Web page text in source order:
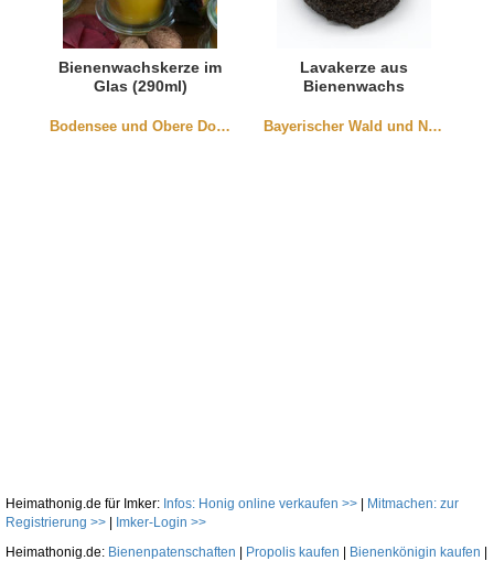
Bienenwachskerze im
Glas (290ml)
Bodensee und Obere Donau
Lavakerze aus
Bienenwachs
Bayerischer Wald und Niederbayern
Heimathonig.de für Imker: Infos: Honig online verkaufen >>
Mitmachen: zur
Registrierung >>
Imker-Login >>
Heimathonig.de: Bienenpatenschaften Propolis kaufen Bienenkönigin kaufen